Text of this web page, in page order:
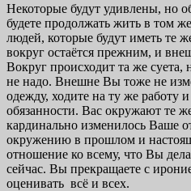
Некоторые будут удивлены, но
будете продолжать жить в том
людей, которые будут иметь те
вокруг остаётся прежним, и
Вокруг происходит та же
не надо. Внешне Вы тоже не
одежду, ходите на ту же работу
обязанности. Вас окружают те
кардинально изменилось Ваше
окружению в прошлом и
отношение ко всему, что Вы
сейчас. Вы прекращаете с
оценивать всё и всех.